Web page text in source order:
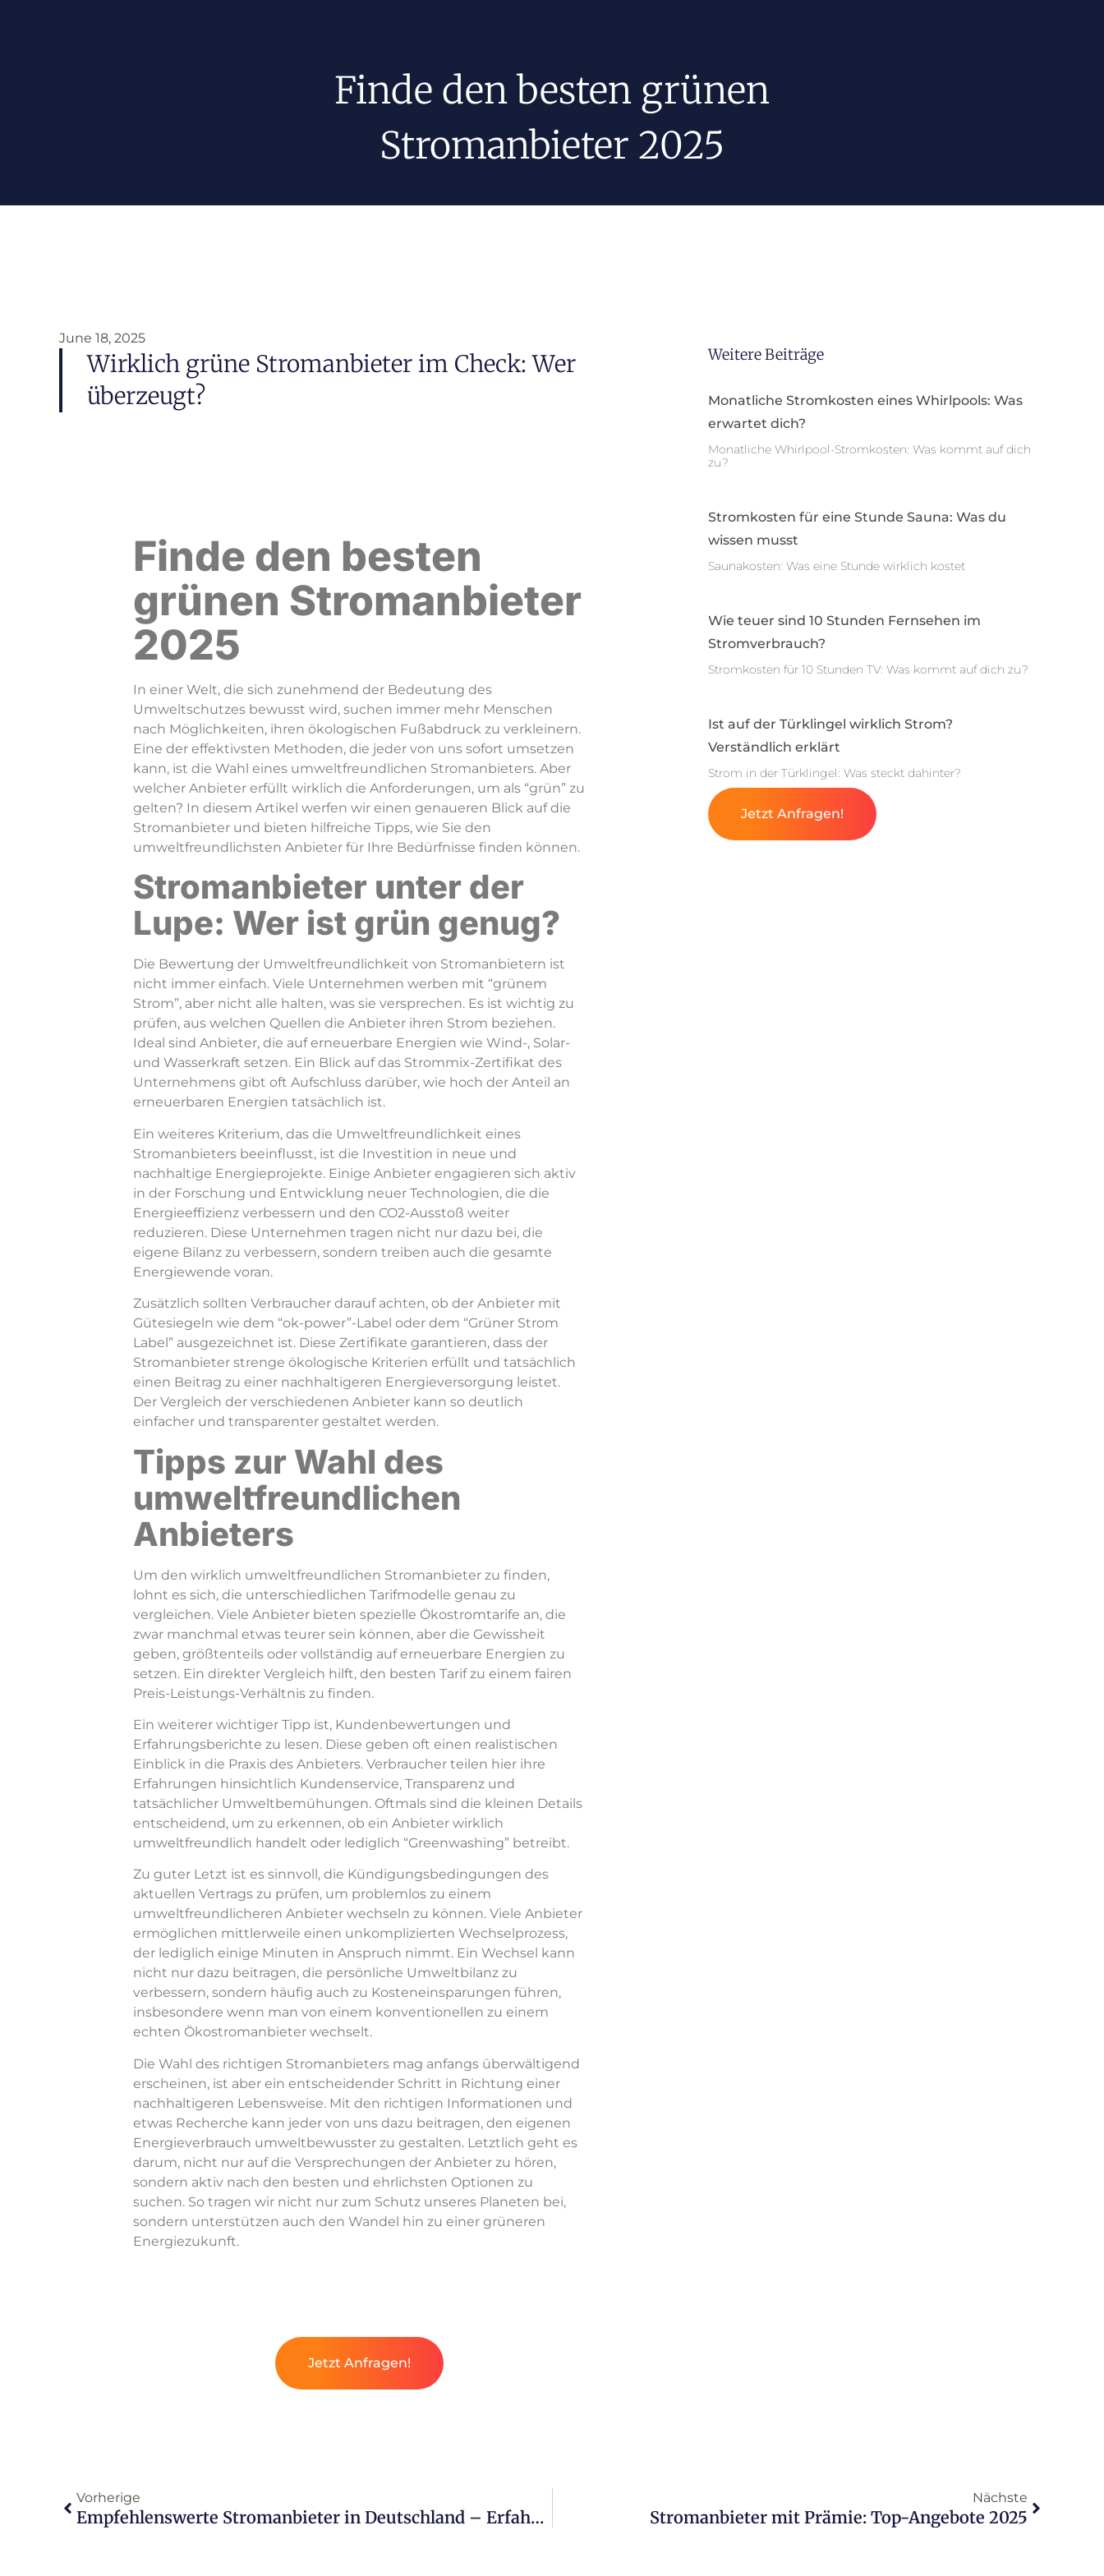
Finde den besten grünen
Stromanbieter 2025
June 18, 2025
Wirklich grüne Stromanbieter im Check: Wer
überzeugt?
Finde den besten
grünen Stromanbieter
2025
In einer Welt, die sich zunehmend der Bedeutung des
Umweltschutzes bewusst wird, suchen immer mehr Menschen
nach Möglichkeiten, ihren ökologischen Fußabdruck zu verkleinern.
Eine der effektivsten Methoden, die jeder von uns sofort umsetzen
kann, ist die Wahl eines umweltfreundlichen Stromanbieters. Aber
welcher Anbieter erfüllt wirklich die Anforderungen, um als “grün” zu
gelten? In diesem Artikel werfen wir einen genaueren Blick auf die
Stromanbieter und bieten hilfreiche Tipps, wie Sie den
umweltfreundlichsten Anbieter für Ihre Bedürfnisse finden können.
Stromanbieter unter der
Lupe: Wer ist grün genug?
Die Bewertung der Umweltfreundlichkeit von Stromanbietern ist
nicht immer einfach. Viele Unternehmen werben mit “grünem
Strom”, aber nicht alle halten, was sie versprechen. Es ist wichtig zu
prüfen, aus welchen Quellen die Anbieter ihren Strom beziehen.
Ideal sind Anbieter, die auf erneuerbare Energien wie Wind-, Solar-
und Wasserkraft setzen. Ein Blick auf das Strommix-Zertifikat des
Unternehmens gibt oft Aufschluss darüber, wie hoch der Anteil an
erneuerbaren Energien tatsächlich ist.
Ein weiteres Kriterium, das die Umweltfreundlichkeit eines
Stromanbieters beeinflusst, ist die Investition in neue und
nachhaltige Energieprojekte. Einige Anbieter engagieren sich aktiv
in der Forschung und Entwicklung neuer Technologien, die die
Energieeffizienz verbessern und den CO2-Ausstoß weiter
reduzieren. Diese Unternehmen tragen nicht nur dazu bei, die
eigene Bilanz zu verbessern, sondern treiben auch die gesamte
Energiewende voran.
Zusätzlich sollten Verbraucher darauf achten, ob der Anbieter mit
Gütesiegeln wie dem “ok-power”-Label oder dem “Grüner Strom
Label” ausgezeichnet ist. Diese Zertifikate garantieren, dass der
Stromanbieter strenge ökologische Kriterien erfüllt und tatsächlich
einen Beitrag zu einer nachhaltigeren Energieversorgung leistet.
Der Vergleich der verschiedenen Anbieter kann so deutlich
einfacher und transparenter gestaltet werden.
Tipps zur Wahl des
umweltfreundlichen
Anbieters
Um den wirklich umweltfreundlichen Stromanbieter zu finden,
lohnt es sich, die unterschiedlichen Tarifmodelle genau zu
vergleichen. Viele Anbieter bieten spezielle Ökostromtarife an, die
zwar manchmal etwas teurer sein können, aber die Gewissheit
geben, größtenteils oder vollständig auf erneuerbare Energien zu
setzen. Ein direkter Vergleich hilft, den besten Tarif zu einem fairen
Preis-Leistungs-Verhältnis zu finden.
Ein weiterer wichtiger Tipp ist, Kundenbewertungen und
Erfahrungsberichte zu lesen. Diese geben oft einen realistischen
Einblick in die Praxis des Anbieters. Verbraucher teilen hier ihre
Erfahrungen hinsichtlich Kundenservice, Transparenz und
tatsächlicher Umweltbemühungen. Oftmals sind die kleinen Details
entscheidend, um zu erkennen, ob ein Anbieter wirklich
umweltfreundlich handelt oder lediglich “Greenwashing” betreibt.
Zu guter Letzt ist es sinnvoll, die Kündigungsbedingungen des
aktuellen Vertrags zu prüfen, um problemlos zu einem
umweltfreundlicheren Anbieter wechseln zu können. Viele Anbieter
ermöglichen mittlerweile einen unkomplizierten Wechselprozess,
der lediglich einige Minuten in Anspruch nimmt. Ein Wechsel kann
nicht nur dazu beitragen, die persönliche Umweltbilanz zu
verbessern, sondern häufig auch zu Kosteneinsparungen führen,
insbesondere wenn man von einem konventionellen zu einem
echten Ökostromanbieter wechselt.
Die Wahl des richtigen Stromanbieters mag anfangs überwältigend
erscheinen, ist aber ein entscheidender Schritt in Richtung einer
nachhaltigeren Lebensweise. Mit den richtigen Informationen und
etwas Recherche kann jeder von uns dazu beitragen, den eigenen
Energieverbrauch umweltbewusster zu gestalten. Letztlich geht es
darum, nicht nur auf die Versprechungen der Anbieter zu hören,
sondern aktiv nach den besten und ehrlichsten Optionen zu
suchen. So tragen wir nicht nur zum Schutz unseres Planeten bei,
sondern unterstützen auch den Wandel hin zu einer grüneren
Energiezukunft.
Jetzt Anfragen!
Weitere Beiträge
Monatliche Stromkosten eines Whirlpools: Was
erwartet dich?
Monatliche Whirlpool-Stromkosten: Was kommt auf dich
zu?
Stromkosten für eine Stunde Sauna: Was du
wissen musst
Saunakosten: Was eine Stunde wirklich kostet
Wie teuer sind 10 Stunden Fernsehen im
Stromverbrauch?
Stromkosten für 10 Stunden TV: Was kommt auf dich zu?
Ist auf der Türklingel wirklich Strom?
Verständlich erklärt
Strom in der Türklingel: Was steckt dahinter?
Jetzt Anfragen!
Vorherige
Empfehlenswerte Stromanbieter in Deutschland – Erfahrungen
Nächste
Stromanbieter mit Prämie: Top-Angebote 2025